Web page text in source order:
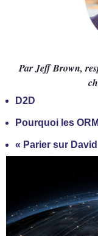
Par Jeff Brown,
D2D
Pourquoi les
« Parier sur